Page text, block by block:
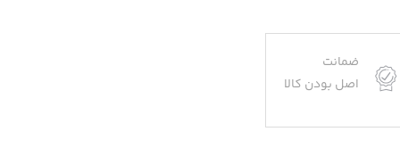
ضمانت
اصل بودن کالا